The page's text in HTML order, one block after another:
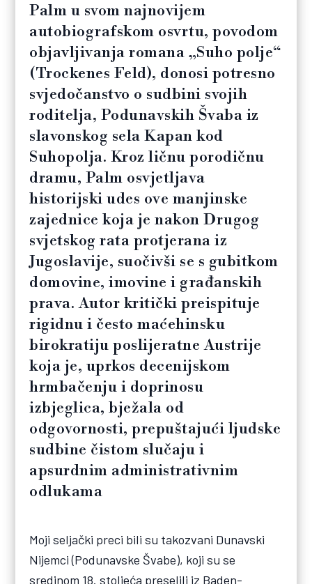
Palm u svom najnovijem
autobiografskom osvrtu, povodom
objavljivanja romana „Suho polje“
(Trockenes Feld), donosi potresno
svjedočanstvo o sudbini svojih
roditelja, Podunavskih Švaba iz
slavonskog sela Kapan kod
Suhopolja. Kroz ličnu porodičnu
dramu, Palm osvjetljava
historijski udes ove manjinske
zajednice koja je nakon Drugog
svjetskog rata protjerana iz
Jugoslavije, suočivši se s gubitkom
domovine, imovine i građanskih
prava. Autor kritički preispituje
rigidnu i često maćehinsku
birokratiju poslijeratne Austrije
koja je, uprkos decenijskom
hrmbačenju i doprinosu
izbjeglica, bježala od
odgovornosti, prepuštajući ljudske
sudbine čistom slučaju i
apsurdnim administrativnim
odlukama
Moji seljački preci bili su takozvani Dunavski
Nijemci (Podunavske Švabe), koji su se
sredinom 18. stoljeća preselili iz Baden-